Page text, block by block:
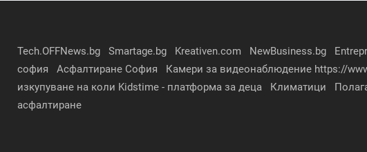
Tech.OFFNews.bg Smartage.bg Kreativen.com NewBusiness.bg
софия
Асфалтиране София Камери за видеонаблюдение https://
изкупуване на коли Kidstime - платформа за деца Климатици
асфалтиране